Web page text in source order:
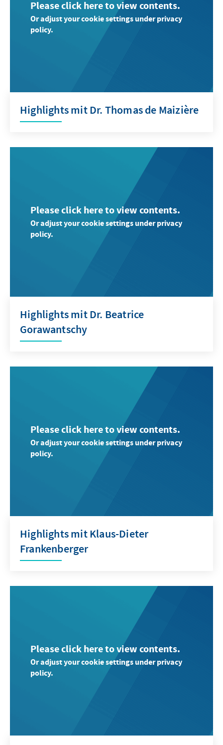
Please click here to view contents.
Or adjust your cookie settings under privacy
policy.
Highlights mit Dr. Thomas de Maizière
Please click here to view contents.
Or adjust your cookie settings under privacy
policy.
Highlights mit Dr. Beatrice
Gorawantschy
Please click here to view contents.
Or adjust your cookie settings under privacy
policy.
Highlights mit Klaus-Dieter
Frankenberger
Please click here to view contents.
Or adjust your cookie settings under privacy
policy.